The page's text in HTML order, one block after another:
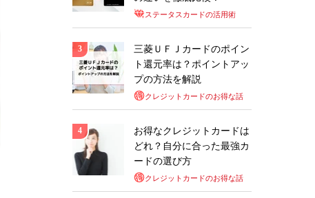
ステータスカードの活用術
三菱ＵＦＪカードのポイン
ト還元率は？ポイントアッ
プの方法を解説
クレジットカードのお得な話
お得なクレジットカードは
どれ？自分に合った最強カ
ードの選び方
クレジットカードのお得な話